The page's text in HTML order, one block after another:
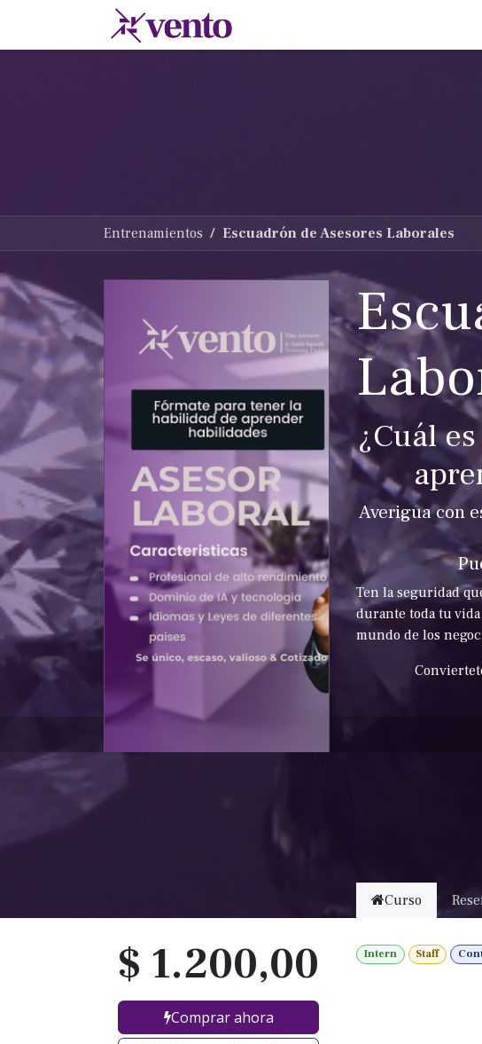
Entrenamientos Escuadrón de Asesores Laborales
¿Cuál
Averigua con
Ten la seguridad
durante toda tu
mundo de los
$ 1.200,00
Comprar ahora
Curso
Intern Staff